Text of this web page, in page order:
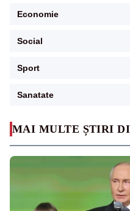
MAI MULTE ȘTIRI
Economie
Social
Sport
Sanatate